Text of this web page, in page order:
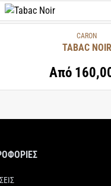
CARON
TABAC NOIR
Από